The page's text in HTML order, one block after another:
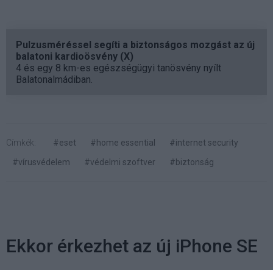
Pulzusméréssel segíti a biztonságos mozgást az új
balatoni kardioösvény (X)
4 és egy 8 km-es egészségügyi tanösvény nyílt
Balatonalmádiban.
Címkék: #eset #home essential
#internet security
#vírusvédelem
#védelmi szoftver #biztonság
Ekkor érkezhet az új iPhone SE